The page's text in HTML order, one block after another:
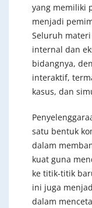
yang memiliki
menjadi
Seluruh
internal dan
bidangnya,
interaktif,
kasus, dan
satu bentuk
dalam
kuat guna
ke titik-titik
ini juga
dalam